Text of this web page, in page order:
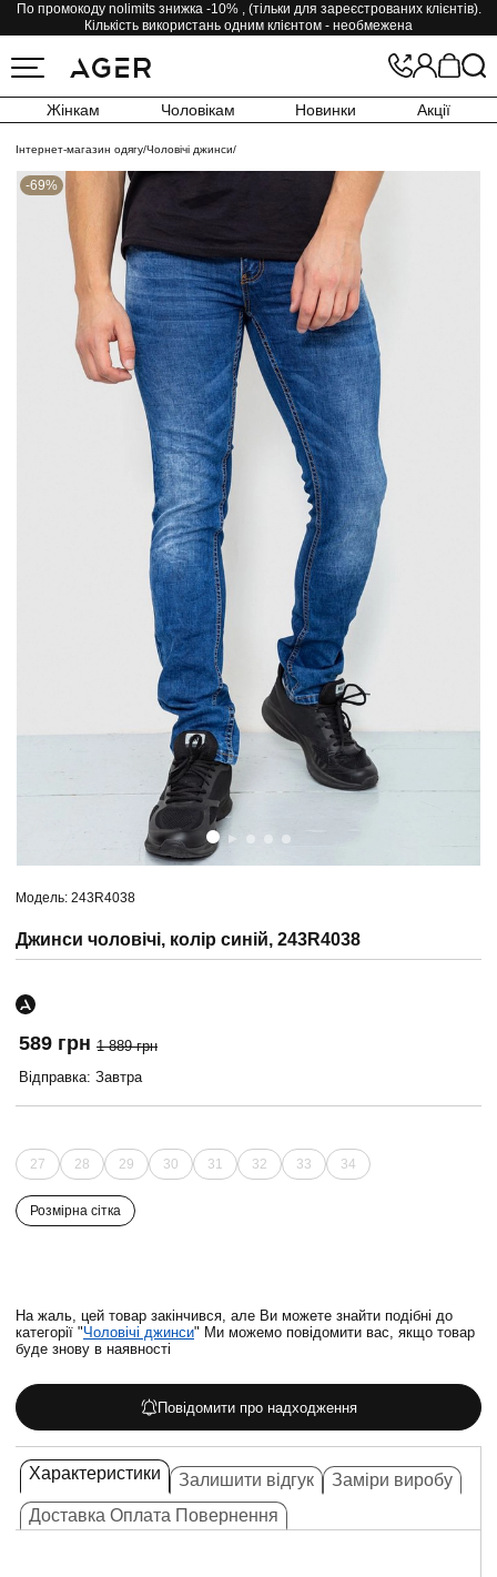
По промокоду nolimits знижка -10% , (тільки для зареєстрованих клієнтів).
Кількість використань одним клієнтом - необмежена
Жінкам Чоловікам Новинки Акції
Інтернет-магазин одягу/Чоловічі джинси/
-69%
Модель: 243R4038
Джинси чоловічі, колір синій, 243R4038
589 грн 1 889 грн
Відправка: Завтра
27 28 29 30 31 32 33 34
Розмірна сітка
На жаль, цей товар закінчився, але Ви можете знайти подібні до
категорії "Чоловічі джинси" Ми можемо повідомити вас, якщо товар
буде знову в наявності
Повідомити про надходження
Характеристики Залишити відгук
Заміри виробу
Доставка Оплата Повернення